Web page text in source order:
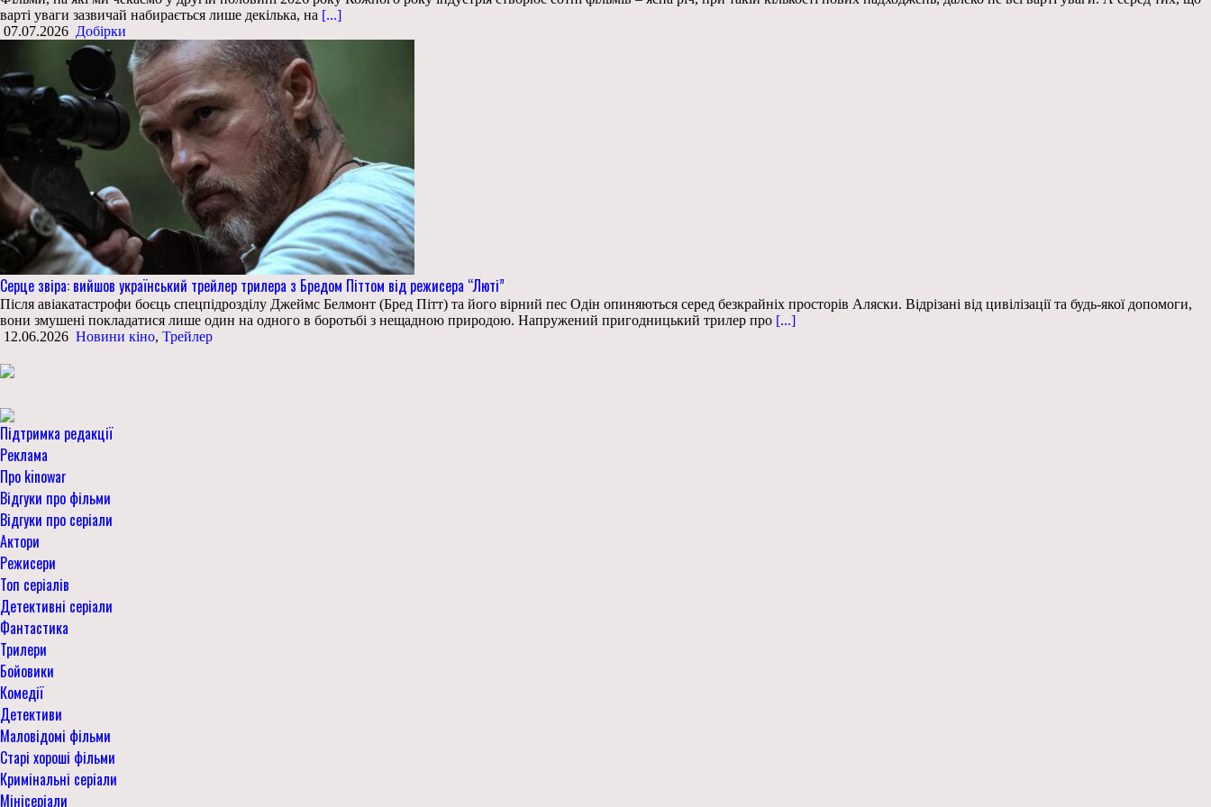
варті уваги зазвичай набирається лише декілька, на [...]
07.07.2026 Добірки
Серце звіра: вийшов український трейлер трилера з Бредом Піттом від режисера “Люті”
Після авіакатастрофи боєць спецпідрозділу Джеймс Белмонт (Бред Пітт) та його вірний пес Одін опиняються серед безкрайніх просторів Аляски. Відрізані від цивілізації та будь-якої допомоги,
вони змушені покладатися лише один на одного в боротьбі з нещадною природою. Напружений пригодницький трилер про [...]
12.06.2026 Новини кіно, Трейлер
Підтримка редакції
Реклама
Про kinowar
Відгуки про фільми
Відгуки про серіали
Актори
Режисери
Топ серіалів
Детективні серіали
Фантастика
Трилери
Бойовики
Комедії
Детективи
Маловідомі фільми
Старі хороші фільми
Кримінальні серіали
Мінісеріали